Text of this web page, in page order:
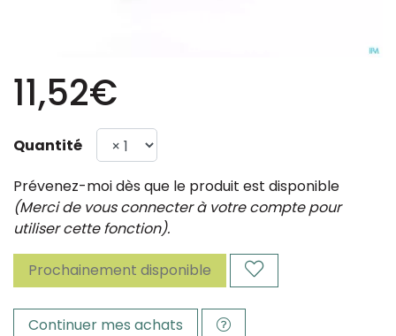
11,52€
Quantité
Prévenez-moi dès que le produit est disponible
(Merci de vous connecter à votre compte pour
utiliser cette fonction).
Prochainement disponible
Continuer mes achats